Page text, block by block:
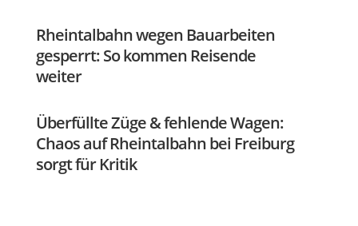
Rheintalbahn wegen Bauarbeiten
gesperrt: So kommen Reisende
weiter
Überfüllte Züge & fehlende Wagen:
Chaos auf Rheintalbahn bei Freiburg
sorgt für Kritik